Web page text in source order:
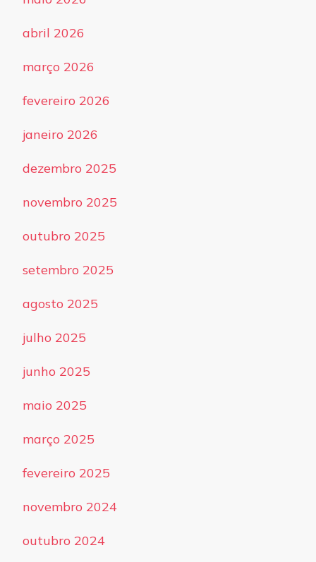
abril 2026
março 2026
fevereiro 2026
janeiro 2026
dezembro 2025
novembro 2025
outubro 2025
setembro 2025
agosto 2025
julho 2025
junho 2025
maio 2025
março 2025
fevereiro 2025
novembro 2024
outubro 2024